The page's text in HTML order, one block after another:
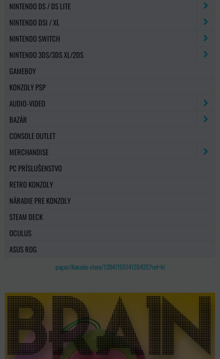
NINTENDO DS / DS LITE
NINTENDO DSI / XL
NINTENDO SWITCH
NINTENDO 3DS/3DS XL/2DS
GAMEBOY
KONZOLY PSP
AUDIO-VIDEO
BAZÁR
CONSOLE OUTLET
MERCHANDISE
PC PRÍSLUŠENSTVO
RETRO KONZOLY
NÁRADIE PRE KONZOLY
STEAM DECK
OCULUS
ASUS ROG
pages/Konzole-store/1394715514120425?ref=hl